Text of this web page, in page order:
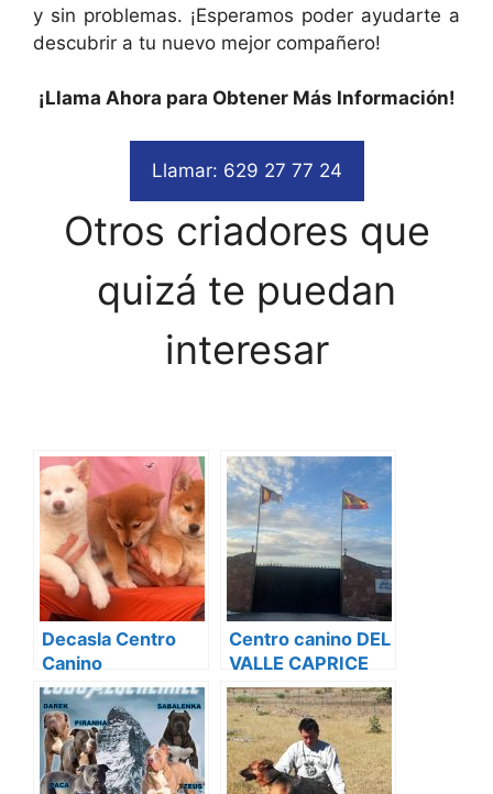
y sin problemas. ¡Esperamos poder ayudarte a
descubrir a tu nuevo mejor compañero!
¡Llama Ahora para Obtener Más Información!
Llamar: 629 27 77 24
Otros criadores que
quizá te puedan
interesar
Decasla Centro
Canino
Centro canino DEL
VALLE CAPRICE